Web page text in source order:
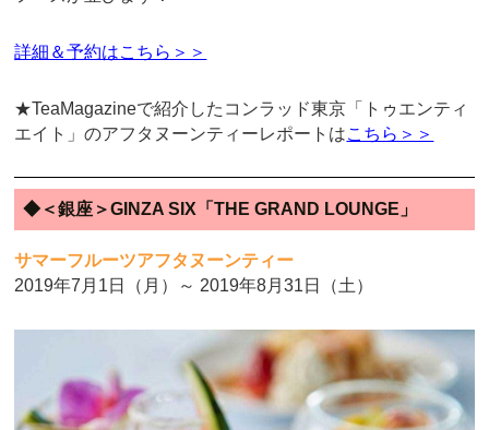
詳細＆予約はこちら＞＞
★TeaMagazineで紹介したコンラッド東京「トゥエンティ
エイト」のアフタヌーンティーレポートはこちら＞＞
◆＜銀座＞GINZA SIX「THE GRAND LOUNGE」
サマーフルーツアフタヌーンティー
2019年7月1日（月）～ 2019年8月31日（土）